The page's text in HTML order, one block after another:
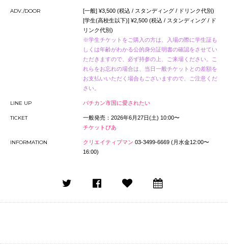
ADV./DOOR
[一般] ¥3,500 (税込 / スタンディング / ドリンク代別)
[学生(高校生以下)] ¥2,500 (税込 / スタンディング / ド
リンク代別)
※学生チケットをご購入の方は、入場の際に学生証も
しくは年齢がわかる公的身分証明書の確認をさせてい
ただきますので、必ず持参の上、ご来場ください。こ
れらをお忘れの場合は、当日一般チケットとの差額を
お支払いいただく場合もございますので、ご注意くだ
さい。
LINE UP バチカン市国に愛されたい
TICKET
一般発売：2026年6月27日(土) 10:00〜
チケットぴあ
INFORMATION クリエイティブマン 03-3499-6669 (月水金12:00〜
16:00)